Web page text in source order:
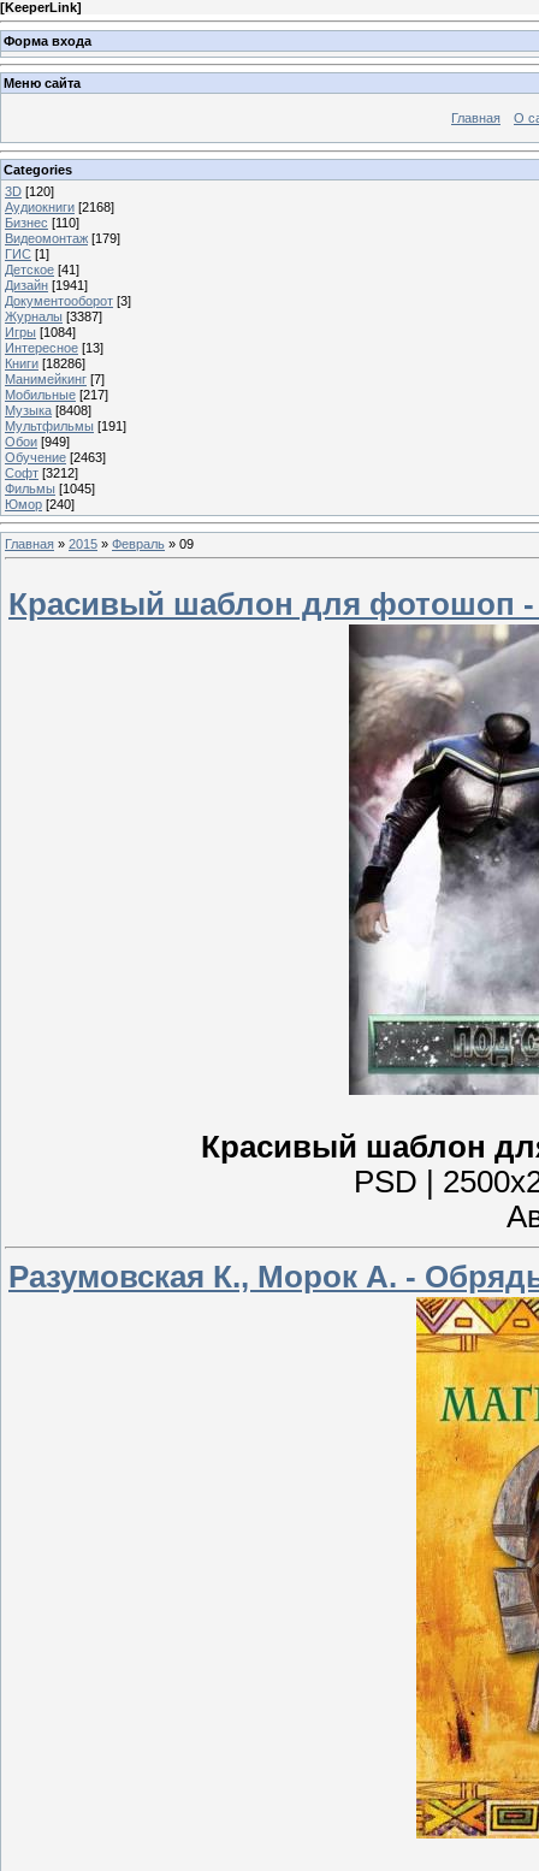
[KeeperLink]
Форма входа
Меню сайта
Главная О
Categories
3D [120]
Аудиокниги [2168]
Бизнес [110]
Видеомонтаж [179]
ГИС [1]
Детское [41]
Дизайн [1941]
Документооборот [3]
Журналы [3387]
Игры [1084]
Интересное [13]
Книги [18286]
Манимейкинг [7]
Мобильные [217]
Музыка [8408]
Мультфильмы [191]
Обои [949]
Обучение [2463]
Софт [3212]
Фильмы [1045]
Юмор [240]
Главная » 2015 » Февраль » 09
Красивый шаблон для фотошоп -
Красивый шаблон
PSD |
Разумовская К., Морок А. -